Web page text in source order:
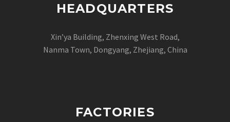
HEADQUARTERS
Xin’ya Building, Zhenxing West Road,
Nanma Town, Dongyang, Zhejiang, China
FACTORIES